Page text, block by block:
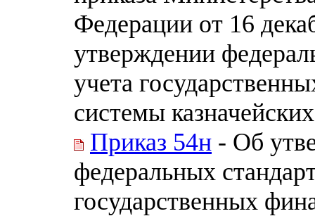
Федерации от 16
утверждении
учета
системы
Приказ 54н - Об
федеральных
государственных